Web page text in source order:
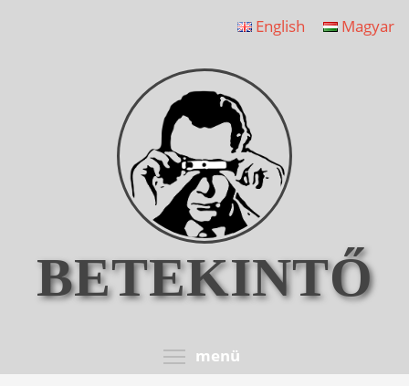
English Magyar
BETEKINTŐ
menü